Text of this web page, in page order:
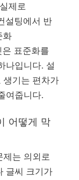
제로
설팅에서 반
화
표준화를
나입니다. 설
생기는 편차가
여줍니다.
어떻게 막
제는 의외로
글씨 크기가